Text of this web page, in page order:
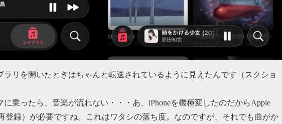
ラリを開いたときはちゃんと転送されているように見えたんです（スクショ
に乗ったら、音楽が流れない・・・あ、iPhoneを機種変したのだからApple
登録）が必要ですね。これはワタシの落ち度。なのですが、それでも曲がか